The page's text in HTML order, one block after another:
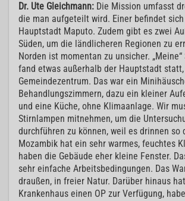
Dr. Ute Gleichmann: Die Mission umfasst
die man aufgeteilt wird. Einer befindet
Hauptstadt Maputo. Zudem gibt es zwei
Süden, um die ländlicheren Regionen zu
Norden ist momentan zu unsicher.
fand etwas außerhalb der Hauptstadt
Gemeindezentrum. Das war ein
Behandlungszimmern, dazu ein kleiner
und eine Küche, ohne Klimaanlage. Wir
Stirnlampen mitnehmen, um die
durchführen zu können, weil es drinnen so
Mozambik hat ein sehr warmes, feuchtes
haben die Gebäude eher kleine Fenster.
sehr einfache Arbeitsbedingungen. Das
draußen, in freier Natur. Darüber hinaus
Krankenhaus einen OP zur Verfügung,